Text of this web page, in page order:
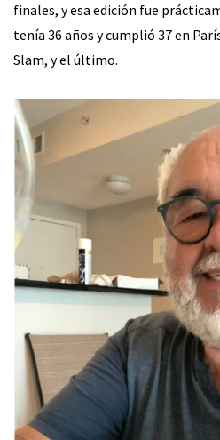
finales, y esa edición fue
tenía 36 años y cumplió 37 en
Slam, y el último.